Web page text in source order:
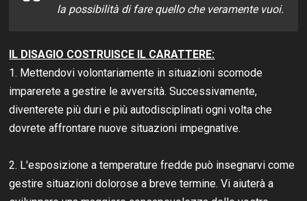
la possibilità di fare quello che veramente vuoi.
IL DISAGIO COSTRUISCE IL CARATTERE:
1. Mettendovi volontariamente in situazioni scomode
imparerete a gestire le avversità. Successivamente,
diventerete più duri e più autodisciplinati ogni volta che
dovrete affrontare nuove situazioni impegnative.
2. L'esposizione a temperature fredde può insegnarvi come
gestire situazioni dolorose a breve termine. Vi aiuterà a